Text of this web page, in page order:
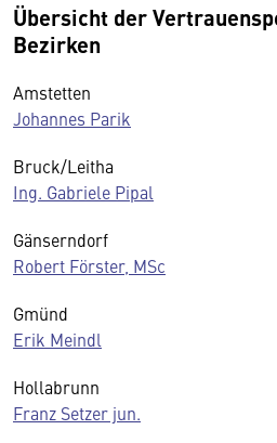
Übersicht der
Bezirken
Amstetten
Johannes Parik
Bruck/Leitha
Ing. Gabriele Pipal
Gänserndorf
Robert Förster, MSc
Gmünd
Erik Meindl
Hollabrunn
Franz Setzer jun.